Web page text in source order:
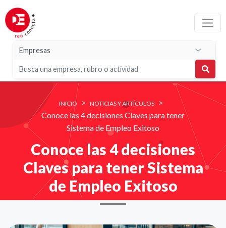
INICIO > NOTICIAS Y ARTÍCULOS
>
Conoce las 4 decisiones Claves para tener
Sistema de Empleo Exitoso
Conoce las 4 decisiones
Claves para tener Sistema
de Empleo Exitoso